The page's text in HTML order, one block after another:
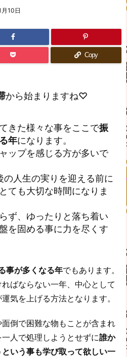
10日
Copy
から始まりますね♡
きた様々な事をここで振
年になります。
ップを感じる方が多いで
人生の実りを迎える前に
ても大切な時間になりま
ず、ゆったりと落ち着い
を固める事に力を尽くす
事が多くなる年でもあります。
ばならない一年、中心として
気を上げる方法となります。
倒で困難な物もことが含まれ
人で処理しようとせずに誰か
いう事も学び取って欲しい一